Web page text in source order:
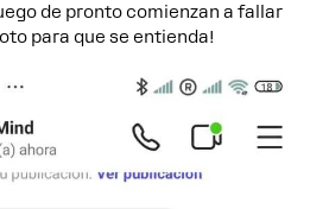
de pronto comienzan a fallar
para que se entienda!